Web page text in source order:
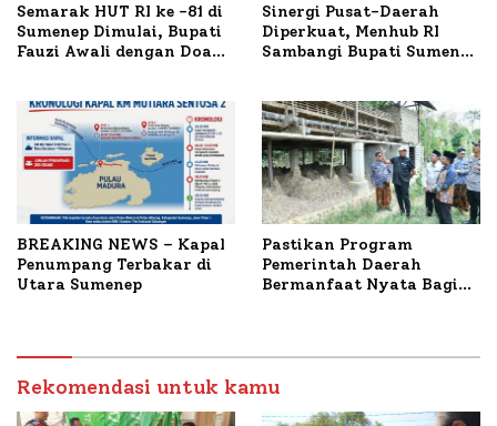
Semarak HUT RI ke -81 di
Sumenep Dimulai, Bupati
Fauzi Awali dengan Doa
Sinergi Pusat-Daerah
Diperkuat, Menhub RI
Sambangi Bupati Sumenep
BREAKING NEWS – Kapal
Penumpang Terbakar di
Utara Sumenep
Pastikan Program
Pemerintah Daerah
Bermanfaat Nyata Bagi
Petelur di Desa Bataal
Timur
Rekomendasi untuk kamu